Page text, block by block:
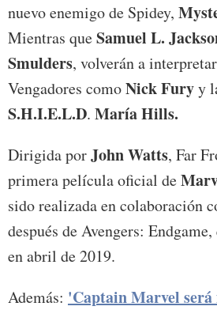
nuevo enemigo de Spidey,
Mientras queSamuel L.
Smulders, volverán a
Vengadores comoNick Furyy
S.H.I.E.L.D. María Hills.
Dirigida porJohn Watts, Far
primera película oficial de
sido realizada en colaboración
después de Avengers:
en abril de 2019.
Además: 'Captain Marvel